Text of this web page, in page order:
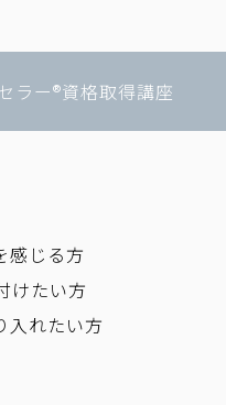
ラー®資格取得講座
感じる方
けたい方
入れたい方